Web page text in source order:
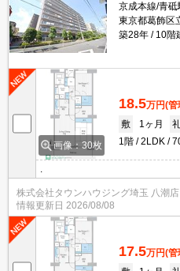
京成本線/青
東京都葛飾区
築28年
10階
画像：30枚
18.5万円(管
敷
1ヶ月
1階
2LDK
株式会社タウンハウジング埼玉 八潮店
情報更新日 2026/08/08
17.5万円(管